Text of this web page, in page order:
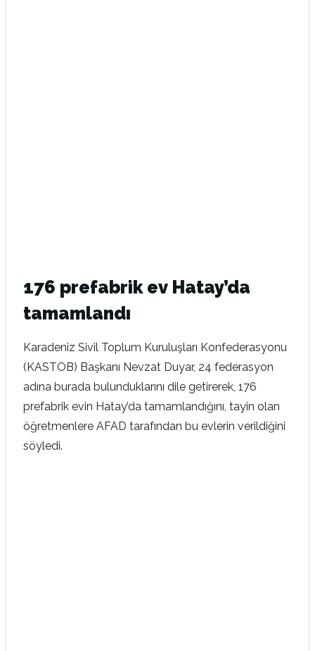
176 prefabrik ev Hatay’da
tamamlandı
Karadeniz Sivil Toplum Kuruluşları Konfederasyonu
(KASTOB) Başkanı Nevzat Duyar, 24 federasyon
adına burada bulunduklarını dile getirerek, 176
prefabrik evin Hatay’da tamamlandığını, tayin olan
öğretmenlere AFAD tarafından bu evlerin verildiğini
söyledi.